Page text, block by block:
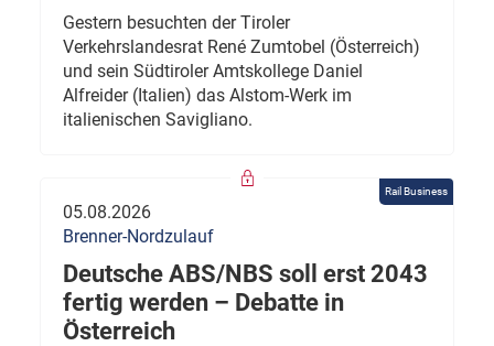
Gestern besuchten der Tiroler
Verkehrslandesrat René Zumtobel (Österreich)
und sein Südtiroler Amtskollege Daniel
Alfreider (Italien) das Alstom-Werk im
italienischen Savigliano.
Rail Business
05.08.2026
Brenner-Nordzulauf
Deutsche ABS/NBS soll erst 2043
fertig werden – Debatte in
Österreich